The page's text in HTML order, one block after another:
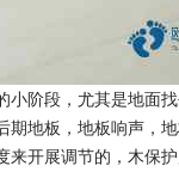
阶段，尤其是地面
地板，地板响声，
开展调节的，木保